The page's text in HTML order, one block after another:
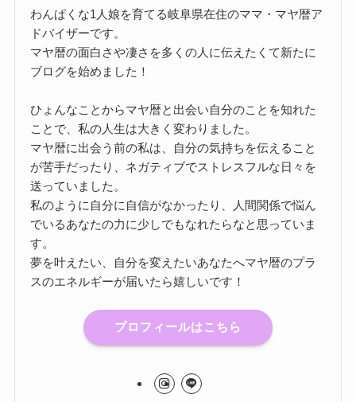
わんぱくな1人娘を育てる岐阜県在住のママ・マヤ暦ア
ドバイザーです。
マヤ暦の面白さや凄さを多くの人に伝えたくて新たに
ブログを始めました！
ひょんなことからマヤ暦と出会い自分のことを知れた
ことで、私の人生は大きく変わりました。
マヤ暦に出会う前の私は、自分の気持ちを伝えること
が苦手だったり、ネガティブでストレスフルな日々を
送っていました。
私のように自分に自信がなかったり、人間関係で悩ん
でいるあなたの力に少しでもなれたらなと思っていま
す。
夢を叶えたい、自分を変えたいあなたへマヤ暦のプラ
スのエネルギーが届いたら嬉しいです！
プロフィールはこちら